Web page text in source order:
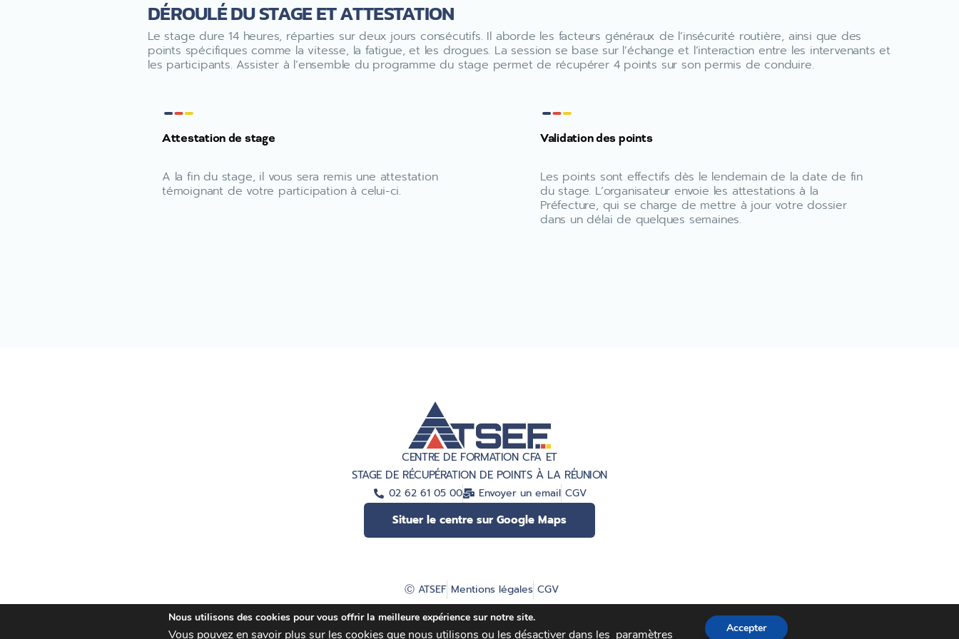
DÉROULÉ DU STAGE ET ATTESTATION
Le stage dure 14 heures, réparties sur deux jours consécutifs. Il aborde les facteurs généraux de l’insécurité routière, ainsi que des
points spécifiques comme la vitesse, la fatigue, et les drogues. La session se base sur l’échange et l’interaction entre les intervenants et
les participants. Assister à l’ensemble du programme du stage permet de récupérer 4 points sur son permis de conduire.
Attestation de stage
A la fin du stage, il vous sera remis une attestation
témoignant de votre participation à celui-ci.
Validation des points
Les points sont effectifs dès le lendemain de la date de fin
du stage. L’organisateur envoie les attestations à la
Préfecture, qui se charge de mettre à jour votre dossier
dans un délai de quelques semaines.
CENTRE DE FORMATION CFA ET
STAGE DE RÉCUPÉRATION DE POINTS À LA RÉUNION
02 62 61 05 00 Envoyer un email CGV
Situer le centre sur Google Maps
Ⓒ ATSEF Mentions légales CGV
Nous utilisons des cookies pour vous offrir la meilleure expérience sur notre site.
Vous pouvez en savoir plus sur les cookies que nous utilisons ou les désactiver dans les paramètres Accepter